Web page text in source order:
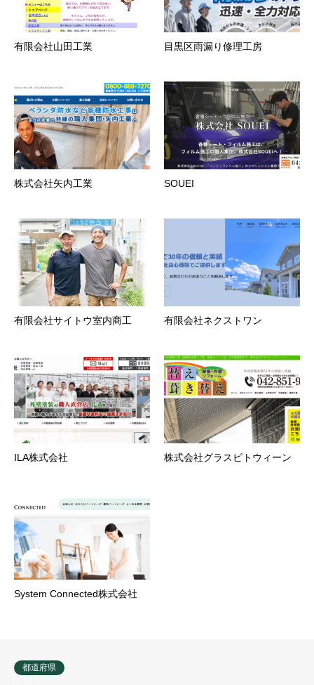
有限会社山田工業 目黒区雨漏り修理工房
株式会社矢内工業 SOUEI
有限会社サイトウ室内商工 有限会社ネクストワン
ILA株式会社 株式会社グラスビトウィーン
System Connected株式会社
都道府県